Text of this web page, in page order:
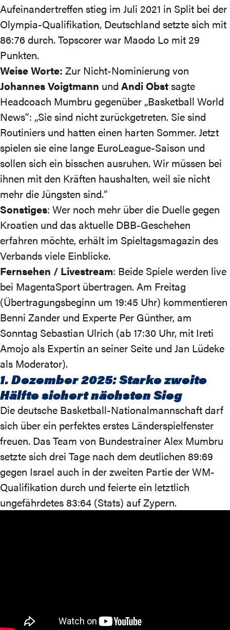
Aufeinandertreffen stieg im Juli 2021 in Split bei der
Olympia-Qualifikation, Deutschland setzte sich mit
86:76 durch. Topscorer war Maodo Lo mit 29
Punkten.
Weise Worte: Zur Nicht-Nominierung von
Johannes Voigtmann und Andi Obstsagte
Headcoach Mumbru gegenüber „Basketball World
News“: „Sie sind nicht zurückgetreten. Sie sind
Routiniers und hatten einen harten Sommer. Jetzt
spielen sie eine lange EuroLeague-Saison und
sollen sich ein bisschen ausruhen. Wir müssen bei
ihnen mit den Kräften haushalten, weil sie nicht
mehr die Jüngsten sind.“
Sonstiges: Wer noch mehr über die Duelle gegen
Kroatien und das aktuelle DBB-Geschehen
erfahren möchte, erhält im Spieltagsmagazin des
Verbandsviele Einblicke.
Fernsehen / Livestream: Beide Spiele werden live
bei MagentaSport übertragen. Am Freitag
(Übertragungsbeginn um 19:45 Uhr) kommentieren
Benni Zander und Experte Per Günther, am
Sonntag Sebastian Ulrich (ab 17:30 Uhr, mit Ireti
Amojo als Expertin an seiner Seite und Jan Lüdeke
als Moderator).
1. Dezember 2025: Starke zweite
Hälfte sichert nächsten Sieg
Die deutsche Basketball-Nationalmannschaft darf
sich über ein perfektes erstes Länderspielfenster
freuen. Das Team von Bundestrainer Alex Mumbru
setzte sich drei Tage nach dem deutlichen 89:69
gegen Israel auch in der zweiten Partie der WM-
Qualifikation durch und feierte ein letztlich
ungefährdetes 83:64 (Stats) auf Zypern.